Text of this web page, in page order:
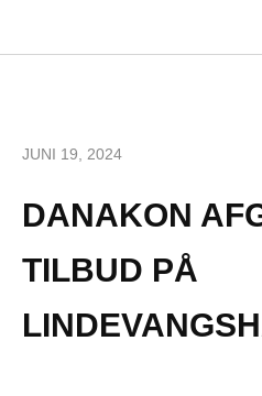
JUNI 19, 2024
DANAKON
TILBUD PÅ